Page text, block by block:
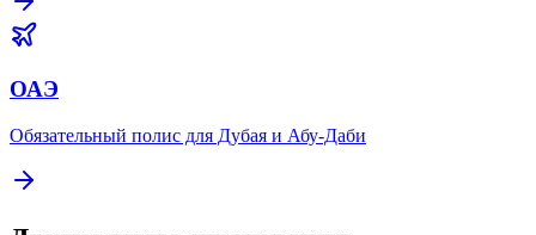
ОАЭ
Обязательный полис для Дубая и Абу-Даби